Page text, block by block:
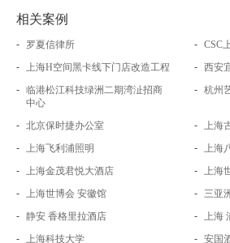
相关案例
- 罗夏信律所 - CSC
- 上海H空间黑卡线下门店改造工程 - 西安
- 临港松江科技绿洲二期湾沚招商
中心
- 杭州
- 北京保时捷办公室 - 上海
- 上海飞利浦照明 - 上海
- 上海金茂君悦大酒店 - 上海
- 上海世博会 安徽馆 - 三亚
- 静安 香格里拉酒店 - 上海
- 上海科技大学 - 安国